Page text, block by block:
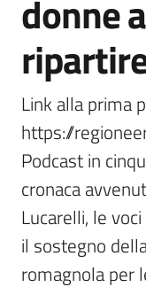
donne
Link alla prima
https://
Podcast in
cronaca
Lucarelli, le
il sostegno
romagnola per